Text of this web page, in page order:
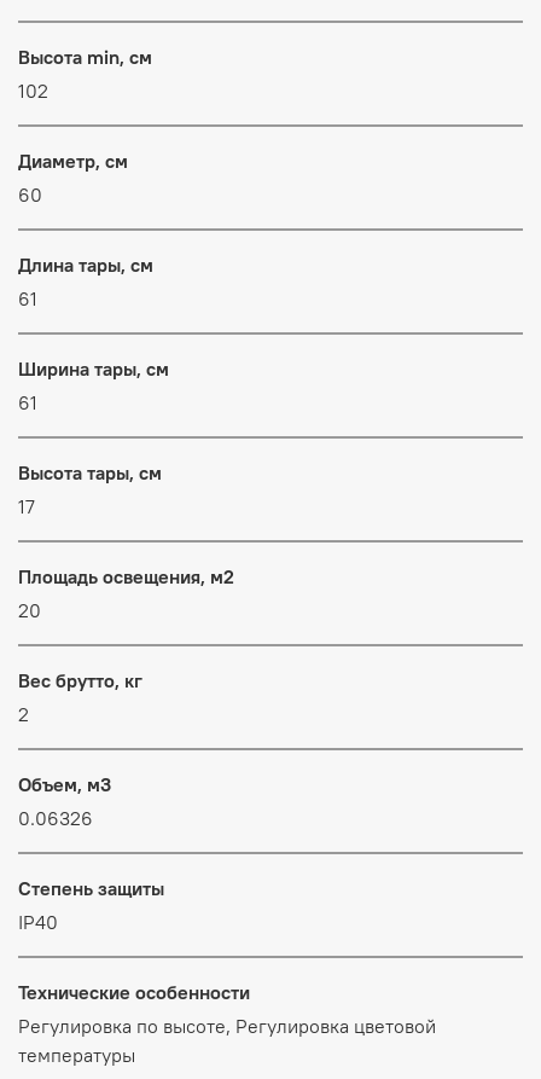
Высота min, см
102
Диаметр, см
60
Длина тары, см
61
Ширина тары, см
61
Высота тары, см
17
Площадь освещения, м2
20
Вес брутто, кг
2
Объем, м3
0.06326
Степень защиты
IP40
Технические особенности
Регулировка по высоте, Регулировка цветовой
температуры